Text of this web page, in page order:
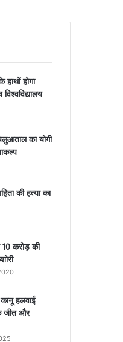
हाथों होगा
का योगी
की हत्या का
10 करोड़ की
हलवाई
जीत और